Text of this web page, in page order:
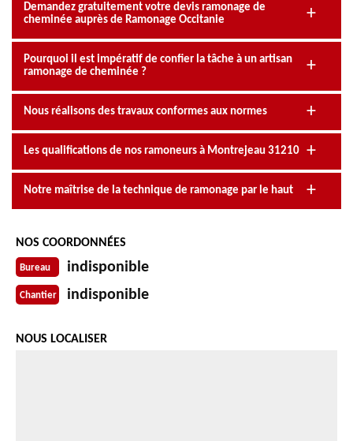
Demandez gratuitement votre devis ramonage de
cheminée auprès de Ramonage Occitanie
Pourquoi il est impératif de confier la tâche à un artisan
ramonage de cheminée ?
Nous réalisons des travaux conformes aux normes
Les qualifications de nos ramoneurs à Montrejeau 31210
Notre maîtrise de la technique de ramonage par le haut
NOS COORDONNÉES
Bureau indisponible
Chantier indisponible
NOUS LOCALISER